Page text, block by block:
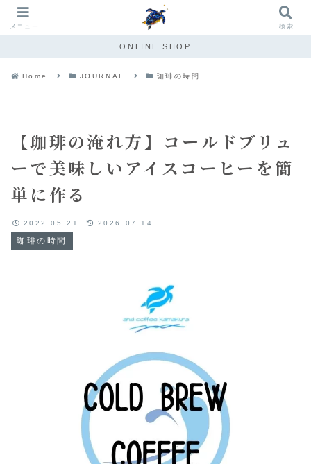
ONLINE SHOP
Home JOURNAL 珈琲の時間
【珈琲の淹れ方】コールドブリュ
ーで美味しいアイスコーヒーを簡
単に作る
珈琲の時間
2022.05.21 2026.07.14
メニュー 検索